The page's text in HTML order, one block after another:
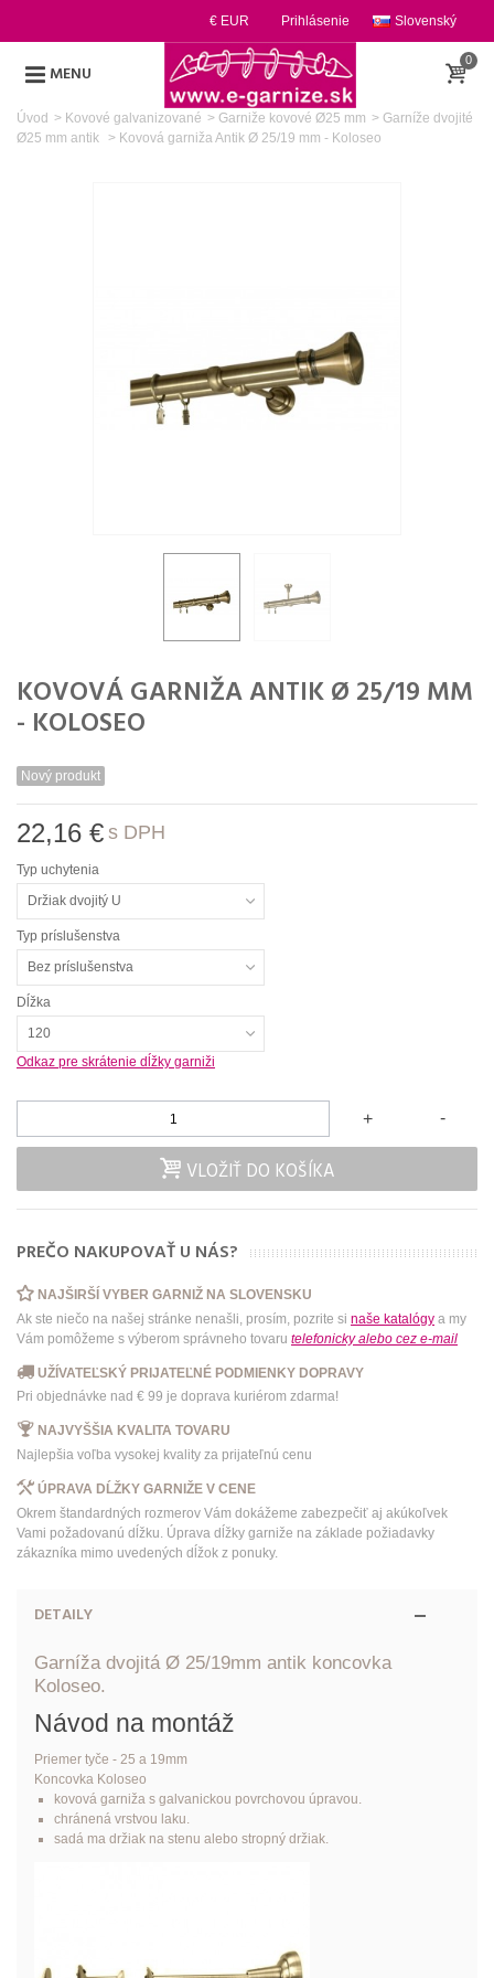
Slovenský
Prihlásenie
€ EUR
MENU
0
Úvod > Kovové galvanizované > Garniže kovové Ø25 mm > Garníže dvojité
Ø25 mm antik > Kovová garniža Antik Ø 25/19 mm - Koloseo
KOVOVÁ GARNIŽA ANTIK Ø 25/19 MM
- KOLOSEO
Nový produkt
22,16 € s DPH
Typ uchytenia
Držiak dvojitý U
Typ príslušenstva
Bez príslušenstva
Dĺžka
120
Odkaz pre skrátenie dĺžky garniži
-
+
VLOŽIŤ DO KOŠÍKA
PREČO NAKUPOVAŤ U NÁS?
NAJŠIRŠÍ VYBER GARNIŽ NA SLOVENSKU
Ak ste niečo na našej stránke nenašli, prosím, pozrite si naše katalógy a my
Vám pomôžeme s výberom správneho tovaru telefonicky alebo cez e-mail
UŽÍVATEĽSKÝ PRIJATEĽNÉ PODMIENKY DOPRAVY
Pri objednávke nad € 99 je doprava kuriérom zdarma!
NAJVYŠŠIA KVALITA TOVARU
Najlepšia voľba vysokej kvality za prijateľnú cenu
ÚPRAVA DĹŽKY GARNIŽE V CENE
Okrem štandardných rozmerov Vám dokážeme zabezpečiť aj akúkoľvek
Vami požadovanú dĺžku. Úprava dĺžky garniže na základe požiadavky
zákazníka mimo uvedených dĺžok z ponuky.
DETAILY
Garníža dvojitá Ø 25/19mm antik koncovka
Koloseo.
Návod na montáž
Priemer tyče - 25 a 19mm
Koncovka Koloseo
kovová garniža s galvanickou povrchovou úpravou.
chránená vrstvou laku.
sadá ma držiak na stenu alebo stropný držiak.